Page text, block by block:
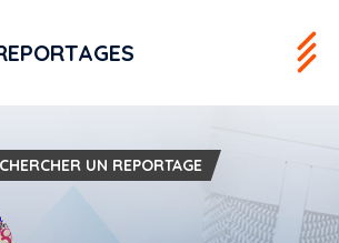
UN REPORTAGE